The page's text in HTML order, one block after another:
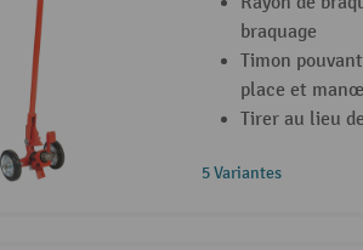
braquage
Timon
place et
Tirer au lieu
5 Variantes